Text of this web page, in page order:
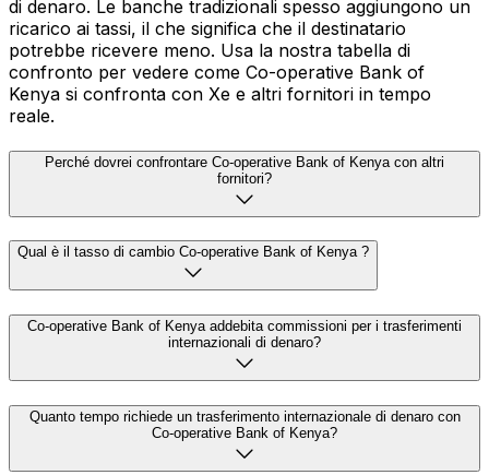
di denaro. Le banche tradizionali spesso aggiungono un
ricarico ai tassi, il che significa che il destinatario
potrebbe ricevere meno. Usa la nostra tabella di
confronto per vedere come Co-operative Bank of
Kenya si confronta con Xe e altri fornitori in tempo
reale.
Perché dovrei confrontare Co-operative Bank of Kenya con altri
fornitori?
Qual è il tasso di cambio Co-operative Bank of Kenya ?
Co-operative Bank of Kenya addebita commissioni per i trasferimenti
internazionali di denaro?
Quanto tempo richiede un trasferimento internazionale di denaro con
Co-operative Bank of Kenya?